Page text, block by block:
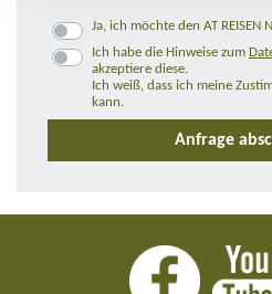
Ja, ich möchte den AT
Ich habe die Hinweise zum
akzeptiere diese.
Ich weiß, dass ich meine
kann.